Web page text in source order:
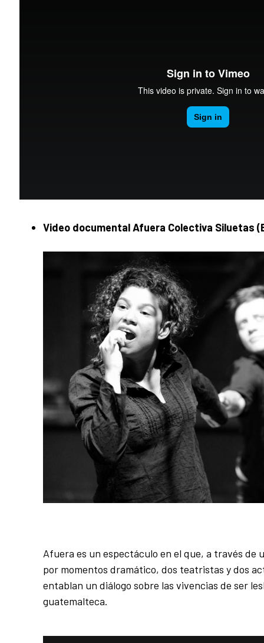
Video documental Afuera Colectiva Siluetas
Afuera es un espectáculo en el que, a través de
por momentos dramático, dos teatristas y dos
entablan un diálogo sobre las vivencias de ser
guatemalteca.